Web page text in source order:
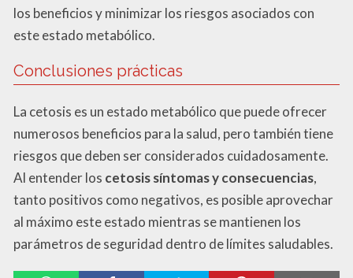
los beneficios y minimizar los riesgos asociados con
este estado metabólico.
Conclusiones prácticas
La cetosis es un estado metabólico que puede ofrecer
numerosos beneficios para la salud, pero también tiene
riesgos que deben ser considerados cuidadosamente.
Al entender los cetosis síntomas y consecuencias,
tanto positivos como negativos, es posible aprovechar
al máximo este estado mientras se mantienen los
parámetros de seguridad dentro de límites saludables.